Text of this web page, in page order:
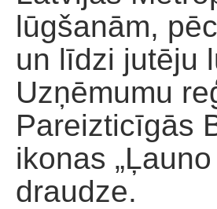
lūgšanām,
un līdzi jutēju
Uzņēmumu
Pareizticīgās
ikonas
draudze.